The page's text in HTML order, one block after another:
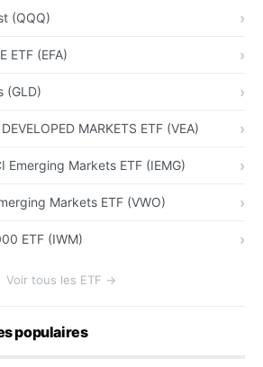
(QQQ)
ETF (EFA)
(GLD)
MARKETS ETF (VEA)
Emerging Markets ETF (IEMG)
Markets ETF (VWO)
ETF (IWM)
Voir tous les ETF →
populaires